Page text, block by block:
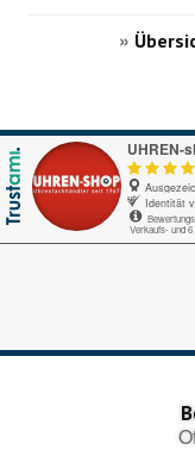
»
UHREN-
Identität
Verkaufs- und